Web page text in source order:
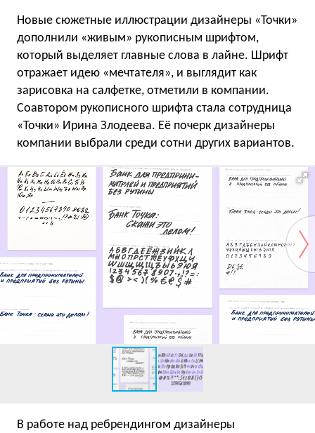
Новые сюжетные иллюстрации дизайнеры «Точки»
дополнили «живым» рукописным шрифтом,
который выделяет главные слова в лайне. Шрифт
отражает идею «мечтателя», и выглядит как
зарисовка на салфетке, отметили в компании.
Соавтором рукописного шрифта стала сотрудница
«Точки» Ирина Злодеева. Её почерк дизайнеры
компании выбрали среди сотни других вариантов.
В работе над ребрендингом дизайнеры